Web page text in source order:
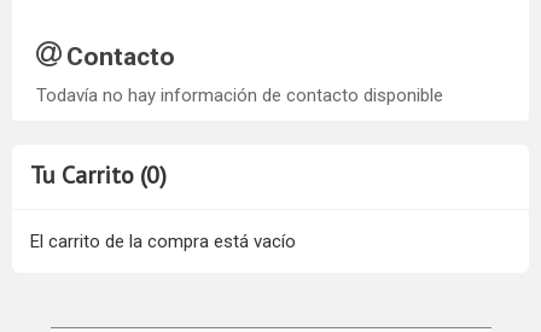
Tu Carrito (0)
El carrito de la compra está vacío
Contacto
Todavía no hay información de contacto disponible